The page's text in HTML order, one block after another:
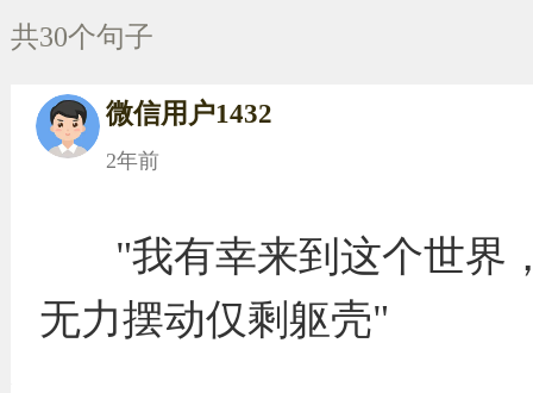
共30个句子
微信用户1432
2年前
"我有幸来到这个世界
无力摆动仅剩躯壳"